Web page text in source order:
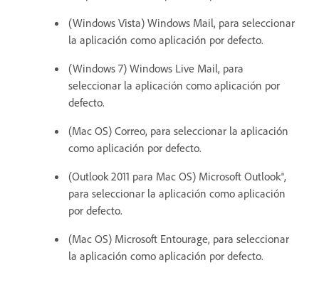
(Windows Vista) Windows Mail, para seleccionar
la aplicación como aplicación por defecto.
(Windows 7) Windows Live Mail, para
seleccionar la aplicación como aplicación por
defecto.
(Mac OS) Correo, para seleccionar la aplicación
como aplicación por defecto.
(Outlook 2011 para Mac OS) Microsoft Outlook®,
para seleccionar la aplicación como aplicación
por defecto.
(Mac OS) Microsoft Entourage, para seleccionar
la aplicación como aplicación por defecto.